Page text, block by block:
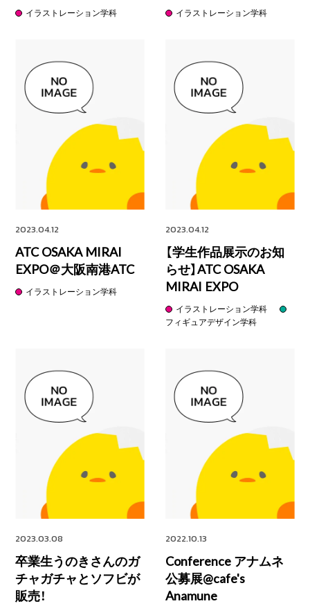
イラストレーション学科 イラストレーション学科
2023.04.12
ATC OSAKA MIRAI
EXPO＠大阪南港ATC
イラストレーション学科
2023.04.12
【学生作品展示のお知
らせ】ATC OSAKA
MIRAI EXPO
イラストレーション学科
フィギュアデザイン学科
2023.03.08
卒業生うのきさんのガ
チャガチャとソフビが
販売！
2022.10.13
Conference アナムネ
公募展@cafe's
Anamune